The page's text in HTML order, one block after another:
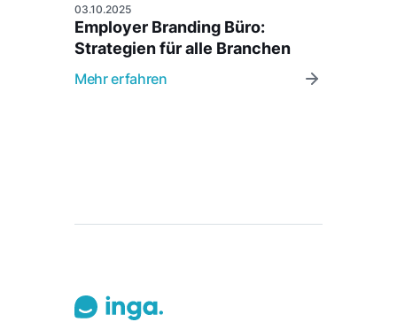
03.10.2025
Employer Branding Büro:
Strategien für alle Branchen
Mehr erfahren